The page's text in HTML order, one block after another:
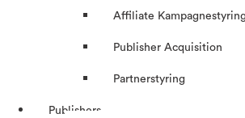
Affiliate Kampagnestyring
Publisher Acquisition
Partnerstyring
Publishers